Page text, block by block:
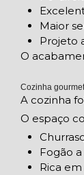
Maior
Projeto
O
Cozinha
A cozinha
O espaço
Fogão
Rica